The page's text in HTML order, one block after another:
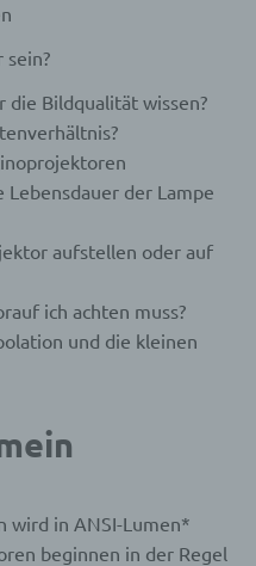
die Bildqualität wissen?
Lebensdauer der Lampe
aufstellen oder auf
ich achten muss?
und die kleinen
wird in ANSI-Lumen*
beginnen in der Regel